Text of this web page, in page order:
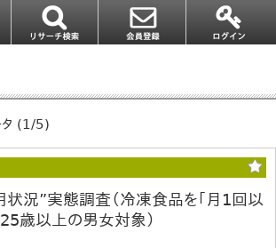
タ (1/5)
況”実態調査（冷凍食品を「月1回以
25歳以上の男女対象）